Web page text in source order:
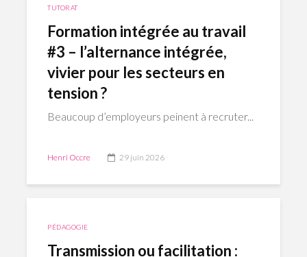
TUTORAT
Formation intégrée au travail
#3 – l’alternance intégrée,
vivier pour les secteurs en
tension ?
Beaucoup d’employeurs peinent à recruter...
Henri Occre 29 juin 2026
PÉDAGOGIE
Transmission ou facilitation :